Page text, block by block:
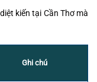
kiến tại Cần Thơ mà
Ghi chú